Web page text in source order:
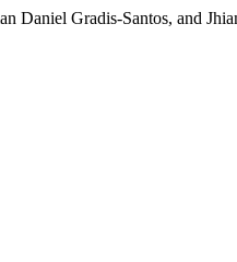
Gradis-Santos, and